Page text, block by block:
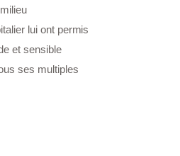
lui ont permis
et sensible
ses multiples